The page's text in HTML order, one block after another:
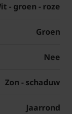
- groen - roze
Groen
Nee
Zon - schaduw
Jaarrond